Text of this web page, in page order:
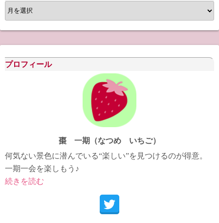
ア
ー
カ
イ
ブ
プロフィール
棗 一期（なつめ いちご）
何気ない景色に潜んでいる“楽しい”を見つけるのが得意。
一期一会を楽しもう♪
続きを読む